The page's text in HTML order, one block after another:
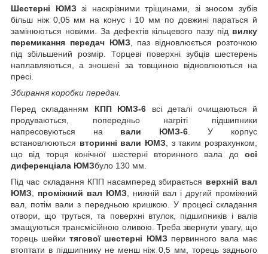
Шестерні ЮМЗ зі наскрізними тріщинами, зі зносом зубів
більш ніж 0,05 мм на конус і 10 мм по довжині параться й
замінюються новими. За дефектів кільцевого пазу під вилку
перемикання передач ЮМЗ , паз відновлюється розточкою
під збільшений розмір. Торцеві поверхні зубців шестерень
наплавляються, а зношені за товщиною відновлюються на
пресі.
Збирання коробки передач.
Перед складанням КПП ЮМЗ-6 всі деталі очищаються й
продуваються, попередньо нагріті підшипники
напресовуються на вали ЮМЗ-6. У корпус
встановлюються вторинні вали ЮМЗ , з таким розрахунком,
що від торця конічної шестерні вторинного вала до осі
диференціала ЮМЗбуло 130 мм.
Під час складання КПП насамперед збирається верхній вал
ЮМЗ
проміжний вал ЮМЗ , нижній вал і другий проміжний
вал, потім вали з передньою кришкою. У процесі складання
отвори, що труться, та поверхні втулок, підшипників і валів
змащуються трансмісійною оливою. Треба звернути увагу, що
торець шейкитягової шестерні ЮМЗ первинного вала має
втоптати в підшипнику не менш ніж 0,5 мм, торець заднього